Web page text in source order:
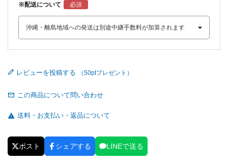
※配送について
レビューを投稿する
この商品について問い合わせ
送料・お支払い・返品について
ポスト シェアする LINEで送る